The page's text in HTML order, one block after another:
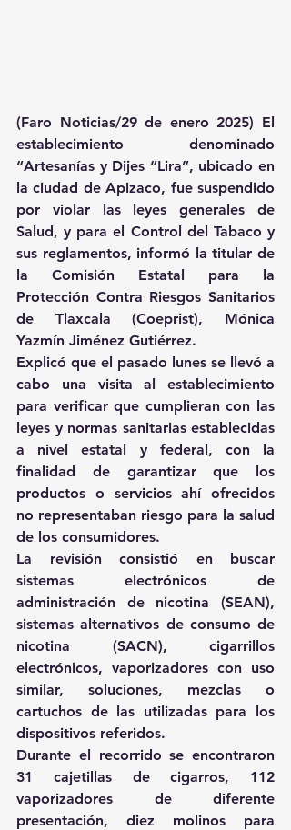
(Faro Noticias/29 de enero 2025) El
establecimiento denominado
“Artesanías y Dijes “Lira”, ubicado en
la ciudad de Apizaco, fue suspendido
por violar las leyes generales de
Salud, y para el Control del Tabaco y
sus reglamentos, informó la titular de
la Comisión Estatal para la
Protección Contra Riesgos Sanitarios
de Tlaxcala (Coeprist), Mónica
Yazmín Jiménez Gutiérrez.
Explicó que el pasado lunes se llevó a
cabo una visita al establecimiento
para verificar que cumplieran con las
leyes y normas sanitarias establecidas
a nivel estatal y federal, con la
finalidad de garantizar que los
productos o servicios ahí ofrecidos
no representaban riesgo para la salud
de los consumidores.
La revisión consistió en buscar
sistemas electrónicos de
administración de nicotina (SEAN),
sistemas alternativos de consumo de
nicotina (SACN), cigarrillos
electrónicos, vaporizadores con uso
similar, soluciones, mezclas o
cartuchos de las utilizadas para los
dispositivos referidos.
Durante el recorrido se encontraron
31 cajetillas de cigarros, 112
vaporizadores de diferente
presentación, diez molinos para